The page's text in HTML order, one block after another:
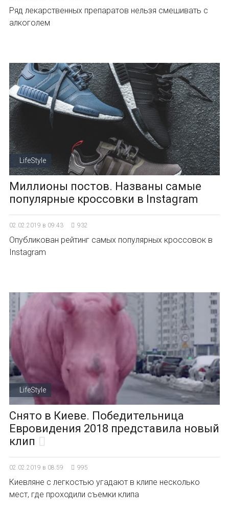
Ряд лекарственных препаратов нельзя смешивать с
алкоголем
LifeStyle
Миллионы постов. Названы самые
популярные кроссовки в Instagram
02.02.2019 в 09:43 932
Опубликован рейтинг самых популярных кроссовок в
Instagram
LifeStyle
Снято в Киеве. Победительница
Евровидения 2018 представила новый
клип
02.02.2019 в 08:59 995
Киевляне с легкостью угадают в клипе несколько
мест, где проходили съемки клипа